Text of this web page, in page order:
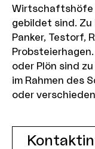
Wirtschaftshöfe
gebildet sind. Zu
Panker, Testorf,
oder Plön sind
im Rahmen des
oder